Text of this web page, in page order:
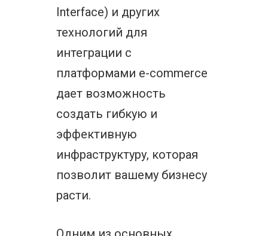
Interface) и других
технологий для
интеграции с
платформами e-commerce
дает возможность
создать гибкую и
эффективную
инфраструктуру, которая
позволит вашему бизнесу
расти.